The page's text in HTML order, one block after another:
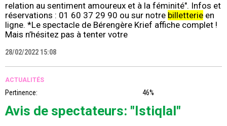
relation au sentiment amoureux et à la féminité". Infos et
réservations : 01 60 37 29 90 ou sur notre billetterie en
ligne. *Le spectacle de Bérengère Krief affiche complet !
Mais n’hésitez pas à tenter votre
28/02/2022 15:08
ACTUALITÉS
Pertinence: 46%
Avis de spectateurs: "Istiqlal"